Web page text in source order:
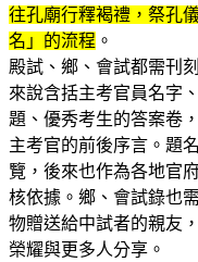
往孔廟行釋褐禮，祭孔
名」的流程 。
殿試、鄉、會試都需刊
來說含括主考官員名字
題、優秀考生的答案卷
主考官的前後序言。題
覽，後來也作為各地官
核依據。鄉、會試錄也
物贈送給中試者的親友
榮耀與更多人分享。